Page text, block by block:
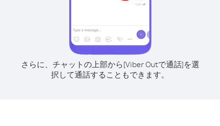
さらに、チャットの上部から[Viber Outで通話]を選
択して通話することもできます。